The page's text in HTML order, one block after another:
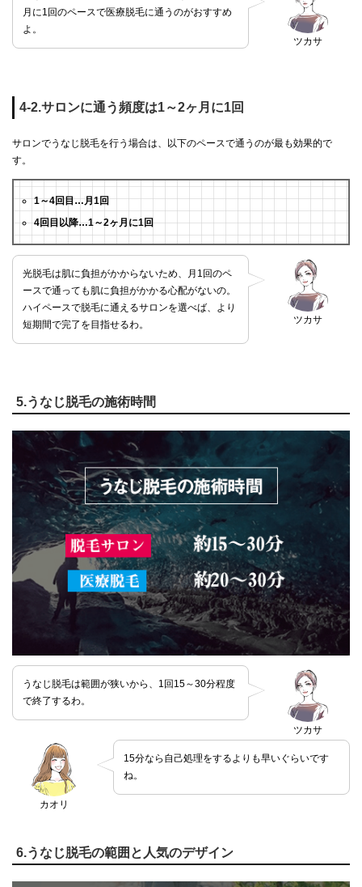
ツカサ
月に1回のペースで医療脱毛に通うのがおすすめ
よ。
4-2.サロンに通う頻度は1～2ヶ月に1回
サロンでうなじ脱毛を行う場合は、以下のペースで通うのが最も効果的で
す。
1～4回目…月1回
4回目以降…1～2ヶ月に1回
ツカサ
光脱毛は肌に負担がかからないため、月1回のペ
ースで通っても肌に負担がかかる心配がないの。
ハイペースで脱毛に通えるサロンを選べば、より
短期間で完了を目指せるわ。
5.うなじ脱毛の施術時間
ツカサ
うなじ脱毛は範囲が狭いから、1回15～30分程度
で終了するわ。
カオリ
15分なら自己処理をするよりも早いぐらいです
ね。
6.うなじ脱毛の範囲と人気のデザイン